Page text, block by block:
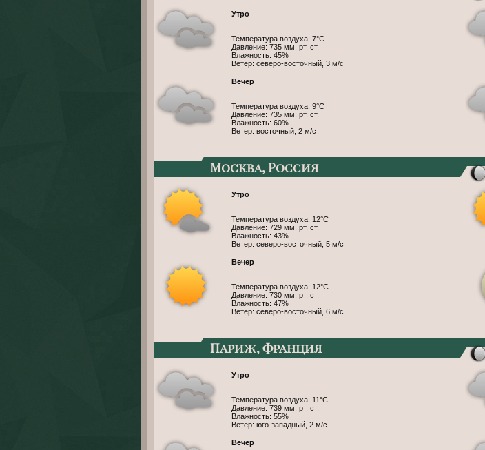
Утро
Температура воздуха: 7°С
Давление: 735 мм. рт. ст.
Влажность: 45%
Ветер: северо-восточный, 3 м/с
Вечер
Температура воздуха: 9°С
Давление: 735 мм. рт. ст.
Влажность: 60%
Ветер: восточный, 2 м/с
Москва, Россия
Утро
Температура воздуха: 12°С
Давление: 729 мм. рт. ст.
Влажность: 43%
Ветер: северо-восточный, 5 м/с
Вечер
Температура воздуха: 12°С
Давление: 730 мм. рт. ст.
Влажность: 47%
Ветер: северо-восточный, 6 м/с
Париж, Франция
Утро
Температура воздуха: 11°С
Давление: 739 мм. рт. ст.
Влажность: 55%
Ветер: юго-западный, 2 м/с
Вечер